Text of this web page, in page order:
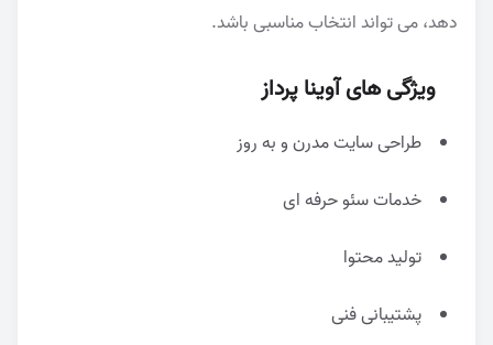
دهد، می تواند انتخاب مناسبی باشد.
ویژگی های آوینا پرداز
طراحی سایت مدرن و به روز
خدمات سئو حرفه ای
تولید محتوا
پشتیبانی فنی